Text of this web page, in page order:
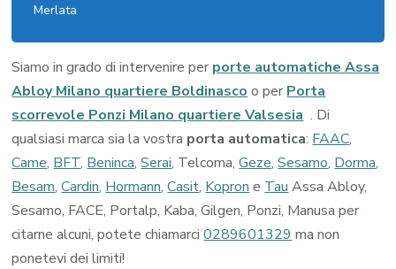
Merlata
Siamo in grado di intervenire per porte automatiche Assa
Abloy Milano quartiere Boldinasco o per Porta
scorrevole Ponzi Milano quartiere Valsesia . Di
qualsiasi marca sia la vostra porta automatica: FAAC,
Came, BFT, Beninca,Serai, Telcoma,Geze,Sesamo, Dorma,
Besam,Cardin, Hormann,Casit, Kopron e Tau Assa Abloy,
Sesamo, FACE, Portalp, Kaba, Gilgen, Ponzi, Manusa per
citarne alcuni, potete chiamarci0289601329 ma non
ponetevi dei limiti!